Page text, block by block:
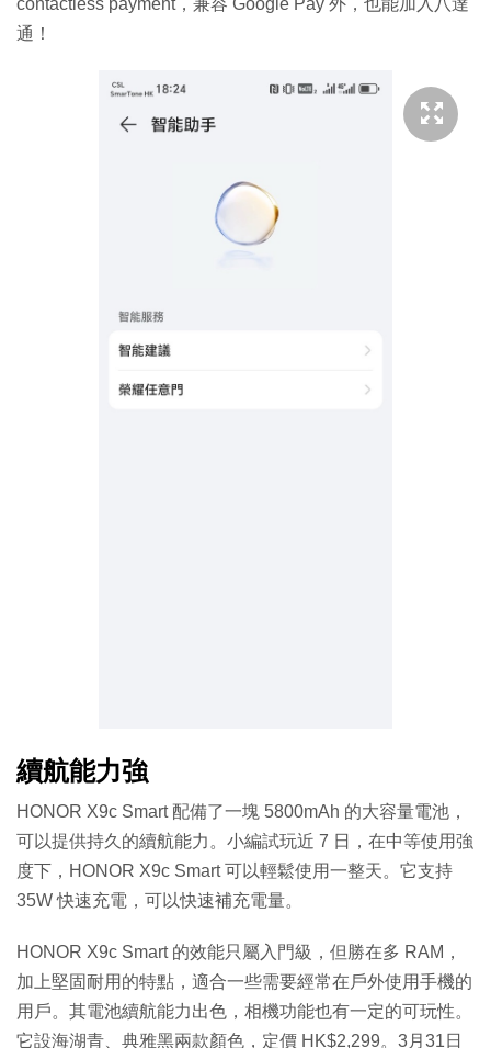
contactless payment，兼容 Google Pay 外，也能加入八達
通！
續航能力強
HONOR X9c Smart 配備了一塊 5800mAh 的大容量電池，
可以提供持久的續航能力。小編試玩近 7 日，在中等使用強
度下，HONOR X9c Smart 可以輕鬆使用一整天。它支持
35W 快速充電，可以快速補充電量。
HONOR X9c Smart 的效能只屬入門級，但勝在多 RAM，
加上堅固耐用的特點，適合一些需要經常在戶外使用手機的
用戶。其電池續航能力出色，相機功能也有一定的可玩性。
它設海湖青、典雅黑兩款顏色，定價 HK$2,299。3月31日